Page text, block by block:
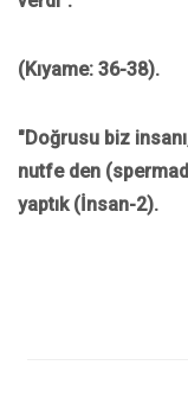
(Kıyame: 36-38).
"Doğrusu biz
nutfe den
yaptık (İnsan-2).